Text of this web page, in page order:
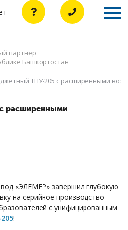
партнер
Башкортостан
ТПУ-205 с расширенными
расширенными
«ЭЛЕМЕР» завершил глубокую
на серийное производство
с унифицированным
!